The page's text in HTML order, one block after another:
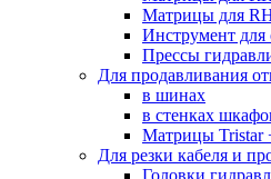
Матрицы для
Инструмент для
Прессы
Для продавливания
в шинах
в стенках
Матрицы Tristar
Для резки кабеля и
Головки